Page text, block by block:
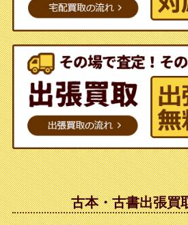
古本・古書出張買